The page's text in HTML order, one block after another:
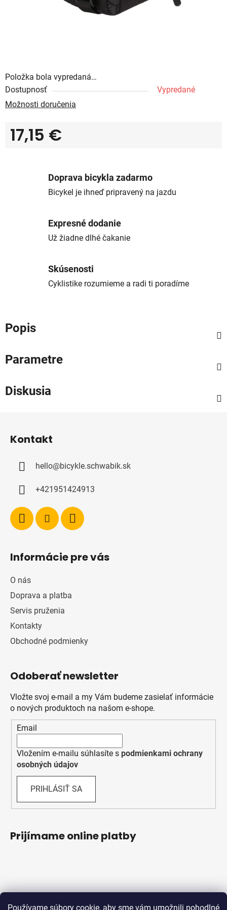
Používame súbory cookie, aby sme vám umožnili pohodlné
Položka bola vypredaná…
Dostupnosť
Vypredané
Možnosti doručenia
17,15 €
Doprava bicykla zadarmo
Bicykel je ihneď pripravený na jazdu
Expresné dodanie
Už žiadne dlhé čakanie
Skúsenosti
Cyklistike rozumieme a radi ti poradíme
Popis
Parametre
Diskusia
Kontakt
hello@bicykle.schwabik.sk
+421951424913
Informácie pre vás
O nás
Doprava a platba
Servis pruženia
Kontakty
Obchodné podmienky
Odoberať newsletter
Vložte svoj e-mail a my Vám budeme zasielať informácie
o nových produktoch na našom e-shope.
Email
Vložením e-mailu súhlasíte s podmienkami ochrany
osobných údajov
PRIHLÁSIŤ SA
Prijímame online platby